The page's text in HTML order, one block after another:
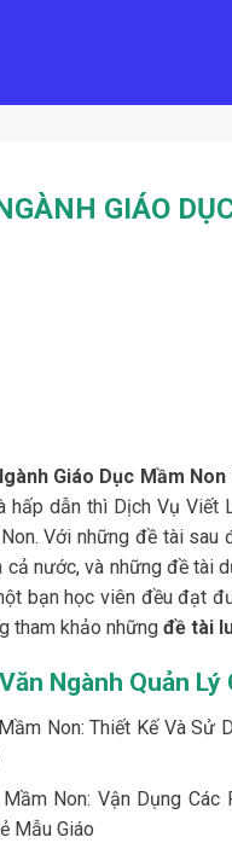
GIÁO
Giáo Dục Mầm Non
hấp dẫn thì Dịch Vụ
Với những đề tài
nước, và những đề tài
bạn học viên đều đạt
tham khảo những đề tài
Ngành Quản Lý
Non: Thiết Kế Và Sử
Mầm Non: Vận Dụng
Mẫu Giáo